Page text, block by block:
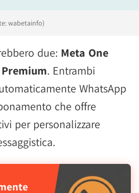
wabetainfo)
due: Meta One
. Entrambi
WhatsApp
che offre
per personalizzare